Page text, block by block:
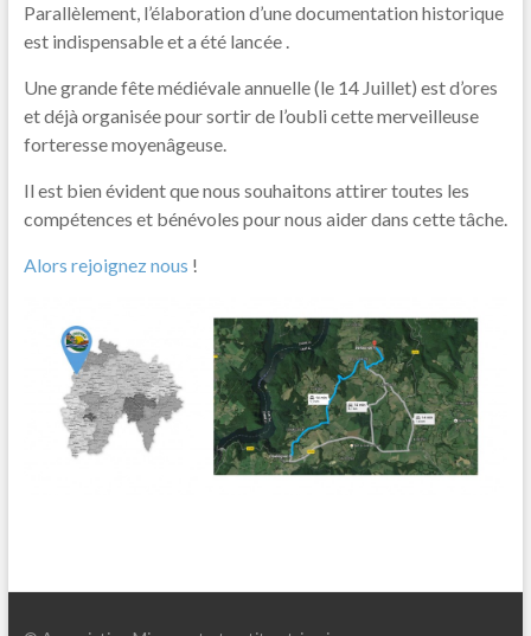
Parallèlement, l’élaboration d’une documentation historique
est indispensable et a été lancée .
Une grande fête médiévale annuelle (le 14 Juillet) est d’ores
et déjà organisée pour sortir de l’oubli cette merveilleuse
forteresse moyenâgeuse.
Il est bien évident que nous souhaitons attirer toutes les
compétences et bénévoles pour nous aider dans cette tâche.
Alors rejoignez nous !